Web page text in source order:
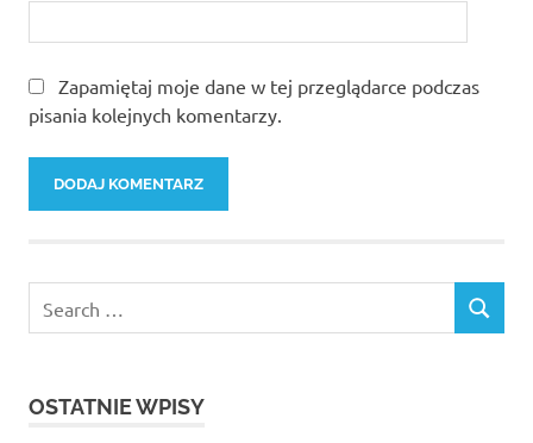
Zapamiętaj moje dane w tej przeglądarce podczas
pisania kolejnych komentarzy.
OSTATNIE WPISY